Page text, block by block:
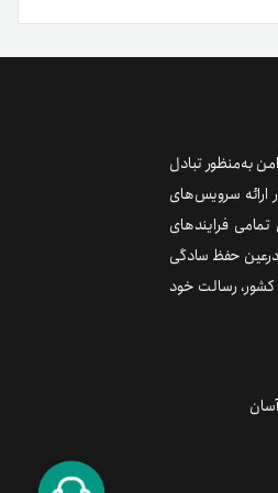
به‌منظور تبادل
ارائه سرویس‌های
فرایندهای
درعین حفظ سادگی
کشور، رسالت خود